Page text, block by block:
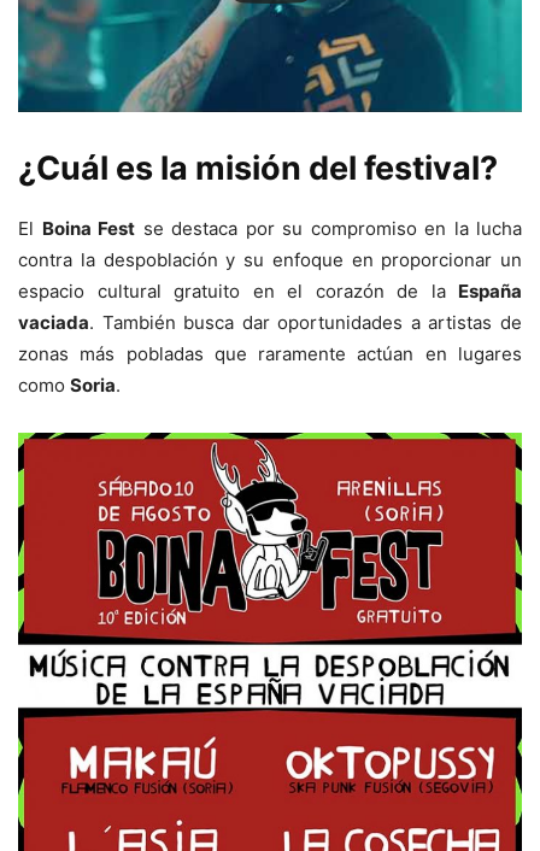
¿Cuál es la misión del festival?
El Boina Fest se destaca por su compromiso en la lucha
contra la despoblación y su enfoque en proporcionar un
espacio cultural gratuito en el corazón de la España
vaciada. También busca dar oportunidades a artistas de
zonas más pobladas que raramente actúan en lugares
como Soria.